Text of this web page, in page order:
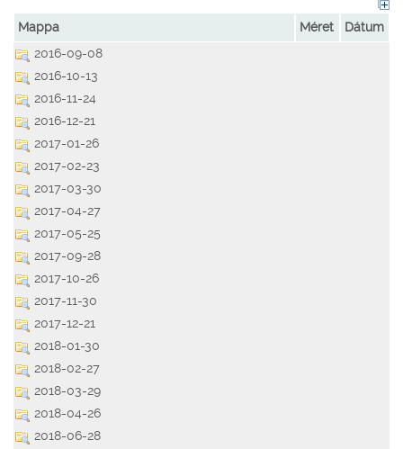
Mappa Méret
Dátum
2016-09-08
2016-10-13
2016-11-24
2016-12-21
2017-01-26
2017-02-23
2017-03-30
2017-04-27
2017-05-25
2017-09-28
2017-10-26
2017-11-30
2017-12-21
2018-01-30
2018-02-27
2018-03-29
2018-04-26
2018-06-28